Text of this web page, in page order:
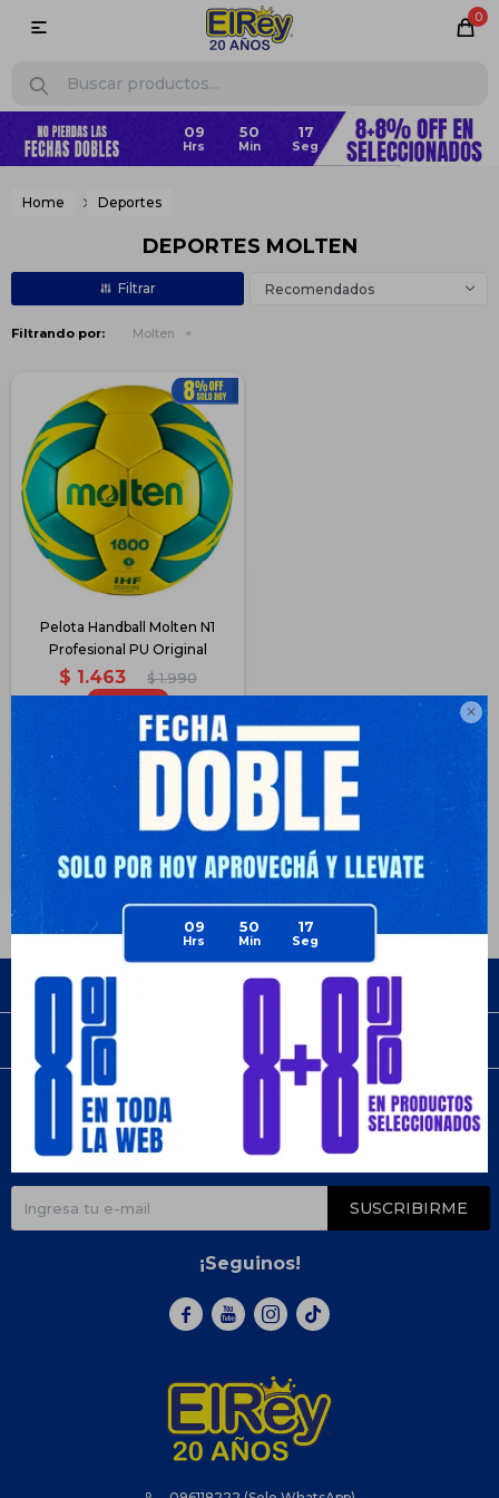

09 50 17
0

09 50 17
Home Deportes
DEPORTES MOLTEN
Recomendados
Filtrando por: Molten
Pelota Handball Molten N1
Profesional PU Original
$ 1.463 $ 1.990
26
$ 1.097
1.097
$ 1.317
Disponible PickUp
Disponible Envío
Empresa
¡Suscribite y recibí todas nuestras novedades!
SUSCRIBIRME
¡Seguinos!
  